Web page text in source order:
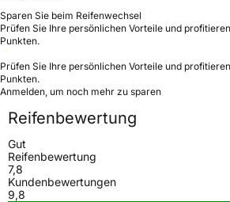
Sparen Sie beim Reifenwechsel
Prüfen Sie Ihre persönlichen Vorteile und
Punkten.
Prüfen Sie Ihre persönlichen Vorteile und
Punkten.
Anmelden, um noch mehr zu sparen
Reifenbewertung
Gut
Reifenbewertung
7,8
Kundenbewertungen
9,8